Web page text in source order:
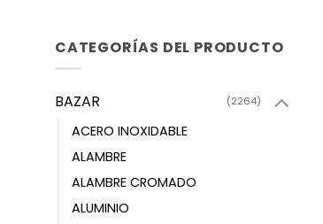
CATEGORÍAS DEL PRODUCTO
BAZAR (2264)
ACERO INOXIDABLE
ALAMBRE
ALAMBRE CROMADO
ALUMINIO